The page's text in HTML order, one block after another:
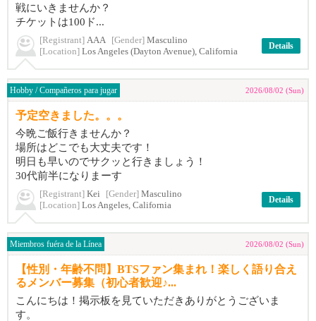
戦にいきませんか？
チケットは100ド...
[Registrant] AAA [Gender] Masculino
[Location] Los Angeles (Dayton Avenue), California
Details
Hobby / Compañeros para jugar 2026/08/02 (Sun)
予定空きました。。。
今晩ご飯行きませんか？
場所はどこでも大丈夫です！
明日も早いのでサクッと行きましょう！
30代前半になりまーす
[Registrant] Kei [Gender] Masculino
[Location] Los Angeles, California
Details
Miembros fuéra de la Línea 2026/08/02 (Sun)
【性別・年齢不問】BTSファン集まれ！楽しく語り合え
るメンバー募集（初心者歓迎♪...
こんにちは！掲示板を見ていただきありがとうございま
す。